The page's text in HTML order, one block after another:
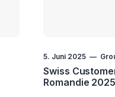
5. Juni 2025
Swiss
Romandie 2025